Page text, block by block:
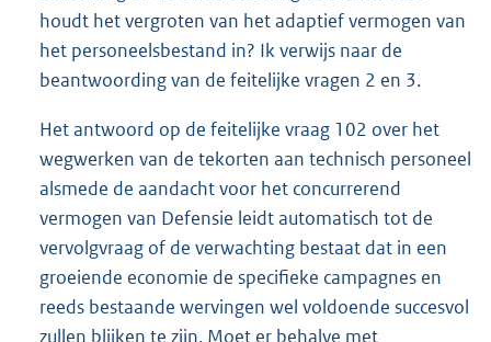
houdt het vergroten van het adaptief vermogen van
het personeelsbestand in? Ik verwijs naar de
beantwoording van de feitelijke vragen 2 en 3.
Het antwoord op de feitelijke vraag 102 over het
wegwerken van de tekorten aan technisch personeel
alsmede de aandacht voor het concurrerend
vermogen van Defensie leidt automatisch tot de
vervolgvraag of de verwachting bestaat dat in een
groeiende economie de specifieke campagnes en
reeds bestaande wervingen wel voldoende succesvol
zullen blijken te zijn. Moet er behalve met